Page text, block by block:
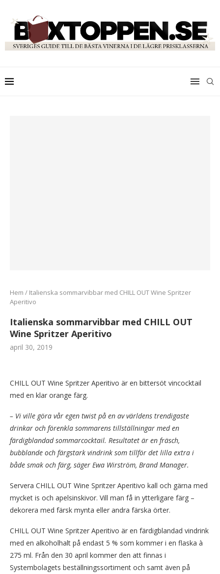
Hem / Italienska sommarvibbar med CHILL OUT Wine Spritzer
Aperitivo
Italienska sommarvibbar med CHILL OUT
Wine Spritzer Aperitivo
april 30, 2019
CHILL OUT Wine Spritzer Aperitivo är en bittersöt vincocktail
med en klar orange färg.
– Vi ville göra vår egen twist på en av världens trendigaste
drinkar och förenkla sommarens tillställningar med en
färdigblandad sommarcocktail. Resultatet är en fräsch,
bubblande och färgstark vindrink som tillför det lilla extra i
både smak och färg, säger Ewa Wirström, Brand Manager.
Servera CHILL OUT Wine Spritzer Aperitivo kall och gärna med
mycket is och apelsinskivor. Vill man få in ytterligare färg –
dekorera med färsk mynta eller andra färska örter.
CHILL OUT Wine Spritzer Aperitivo är en färdigblandad vindrink
med en alkoholhalt på endast 5 % som kommer i en flaska à
275 ml. Från den 30 april kommer den att finnas i
Systembolagets beställningssortiment och samt även på